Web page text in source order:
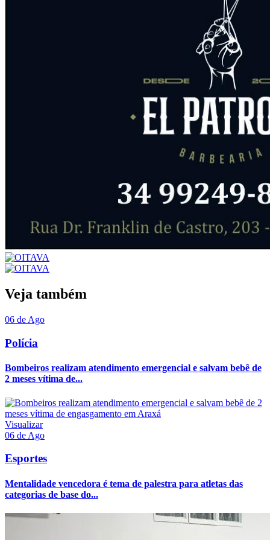
Veja também
06 de Ago
Polícia
Bombeiros realizam atendimento emergencial e salvam bebê de
2 meses vítima de...
Visualizar
06 de Ago
Esportes
Mentalidade vencedora é tema de palestra para atletas das
categorias de base do...